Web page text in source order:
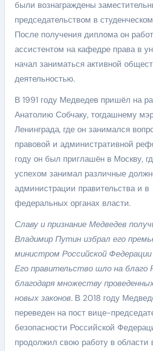
были вознаграждены
председательством в
После получения диплома он
ассистентом на кафедре права в
начал заниматься активной
деятельностью.
В 1991 году Медведев пришёл на
Анатолию Собчаку, тогдашнему
Ленинграда, где он занимался
правовой и административной
году он был приглашён в Москву,
успехом занимал различные
администрации правительства и в
федеральных органах власти.
Славу и признание Медведев
Владимир Путин избрал его
министром Российской Федерации
Его правительство шло на благо
благодаря множеству
новых законов.В 2018 году
переведен на пост вице-
безопасности Российской
продолжил свою работу в области